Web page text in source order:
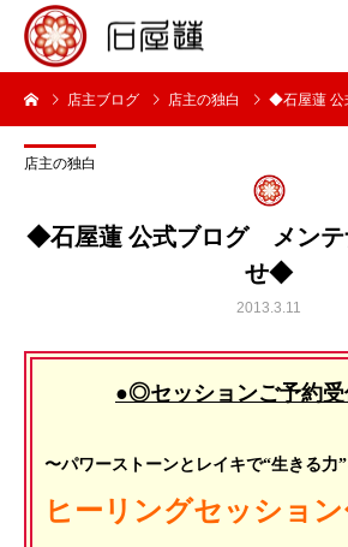
店主ブログ 店主の独白 ◆石屋蓮 公式ブ
店主の独白
◆石屋蓮 公式ブログ メンテ
せ◆
2013.3.11
●◎セッションご予約
〜パワーストーンとレイキで“生きる力
ヒーリングセッショ